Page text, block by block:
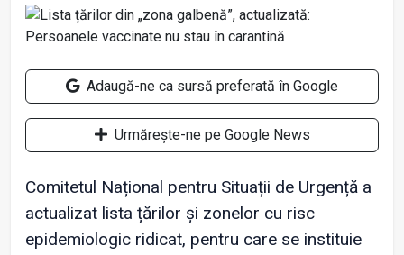
Adaugă-ne ca sursă preferată în Google
Urmărește-ne pe Google News
Comitetul Național pentru Situații de Urgență a
actualizat lista țărilor și zonelor cu risc
epidemiologic ridicat, pentru care se instituie